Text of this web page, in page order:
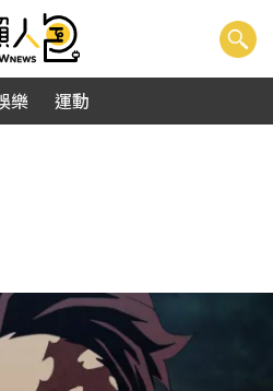
樂 運動